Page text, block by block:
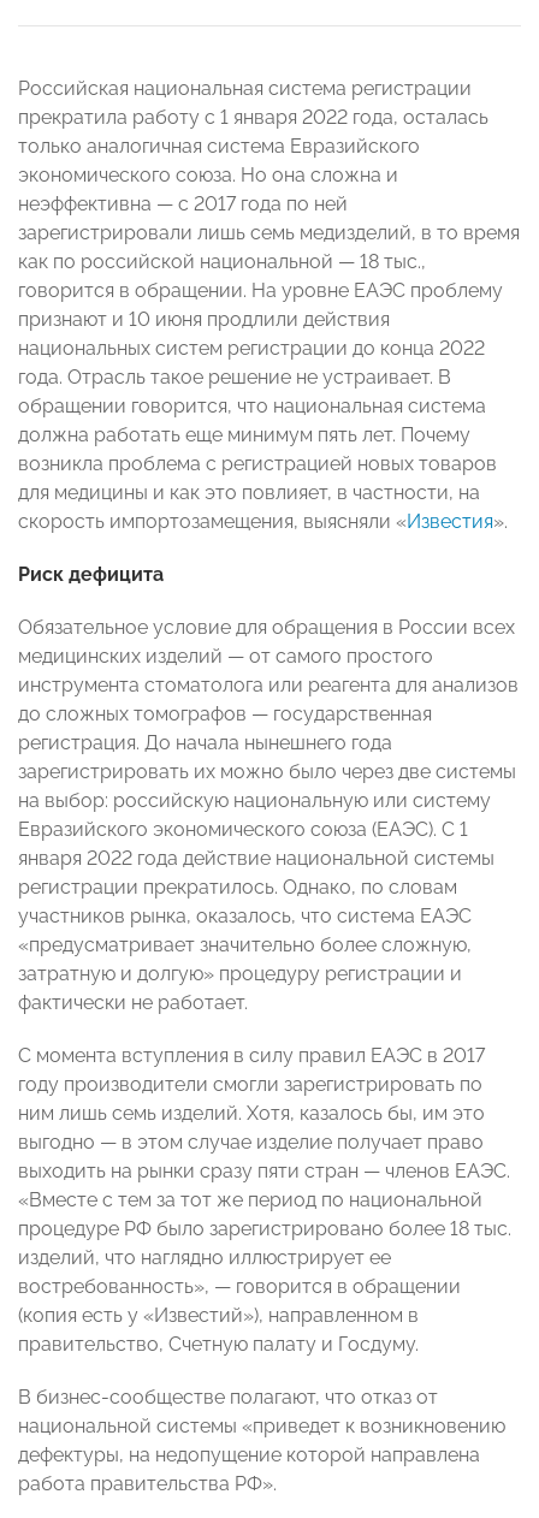
Российская национальная система регистрации
прекратила работу с 1 января 2022 года, осталась
только аналогичная система Евразийского
экономического союза. Но она сложна и
неэффективна — с 2017 года по ней
зарегистрировали лишь семь медизделий, в то время
как по российской национальной — 18 тыс.,
говорится в обращении. На уровне ЕАЭС проблему
признают и 10 июня продлили действия
национальных систем регистрации до конца 2022
года. Отрасль такое решение не устраивает. В
обращении говорится, что национальная система
должна работать еще минимум пять лет. Почему
возникла проблема с регистрацией новых товаров
для медицины и как это повлияет, в частности, на
скорость импортозамещения, выясняли «Известия».
Риск дефицита
Обязательное условие для обращения в России всех
медицинских изделий — от самого простого
инструмента стоматолога или реагента для анализов
до сложных томографов — государственная
регистрация. До начала нынешнего года
зарегистрировать их можно было через две системы
на выбор: российскую национальную или систему
Евразийского экономического союза (ЕАЭС). С 1
января 2022 года действие национальной системы
регистрации прекратилось. Однако, по словам
участников рынка, оказалось, что система ЕАЭС
«предусматривает значительно более сложную,
затратную и долгую» процедуру регистрации и
фактически не работает.
С момента вступления в силу правил ЕАЭС в 2017
году производители смогли зарегистрировать по
ним лишь семь изделий. Хотя, казалось бы, им это
выгодно — в этом случае изделие получает право
выходить на рынки сразу пяти стран — членов ЕАЭС.
«Вместе с тем за тот же период по национальной
процедуре РФ было зарегистрировано более 18 тыс.
изделий, что наглядно иллюстрирует ее
востребованность», — говорится в обращении
(копия есть у «Известий»), направленном в
правительство, Счетную палату и Госдуму.
В бизнес-сообществе полагают, что отказ от
национальной системы «приведет к возникновению
дефектуры, на недопущение которой направлена
работа правительства РФ».